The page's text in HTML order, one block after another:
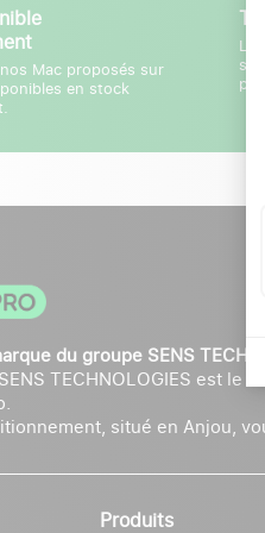
nos Mac proposés sur
en stock
du groupe SENS
TECHNOLOGIES est le
situé en Anjou,
Produits